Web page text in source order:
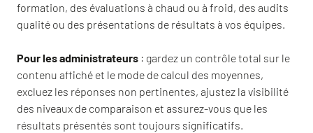
formation, des évaluations à chaud ou à froid, des audits
qualité ou des présentations de résultats à vos équipes.
Pour les administrateurs : gardez un contrôle total sur le
contenu affiché et le mode de calcul des moyennes,
excluez les réponses non pertinentes, ajustez la visibilité
des niveaux de comparaison et assurez-vous que les
résultats présentés sont toujours significatifs.